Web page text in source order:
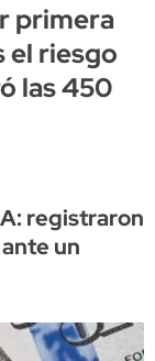
primera
el riesgo
las 450
registraron
un